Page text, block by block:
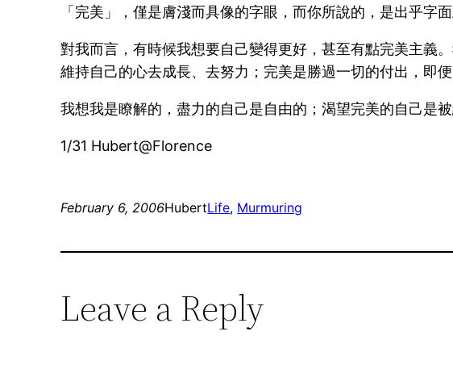
「完美」，僅是膚淺而具像的字眼，而你所說的，是出乎字
對我而言，有時候我想要自己變得更好，甚至有點完美主義
維持自己的心去成長、去努力；完美是勝過一切的付出，即便
我想我是瞭解的，盡力的自己是自由的；渴望完美的自己是被
1/31 Hubert@Florence
February 6, 2006HubertLife, Murmuring
Leave a Reply